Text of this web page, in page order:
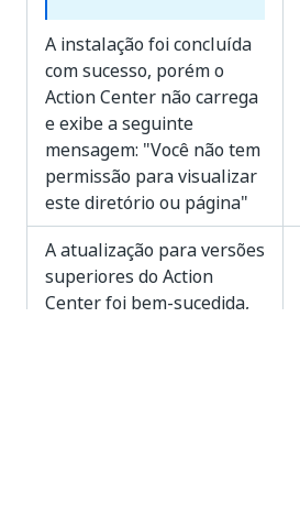
A instalação foi concluída
com sucesso, porém o
Action Center não carrega
e exibe a seguinte
mensagem: "Você não tem
permissão para visualizar
este diretório ou página"
A atualização para versões
superiores do Action
Center foi bem-sucedida,